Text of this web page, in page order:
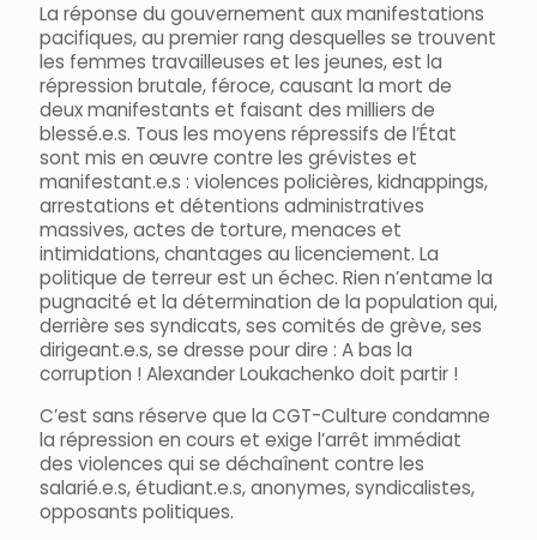
La réponse du gouvernement aux manifestations
pacifiques, au premier rang desquelles se trouvent
les femmes travailleuses et les jeunes, est la
répression brutale, féroce, causant la mort de
deux manifestants et faisant des milliers de
blessé.e.s. Tous les moyens répressifs de l’État
sont mis en œuvre contre les grévistes et
manifestant.e.s : violences policières, kidnappings,
arrestations et détentions administratives
massives, actes de torture, menaces et
intimidations, chantages au licenciement. La
politique de terreur est un échec. Rien n’entame la
pugnacité et la détermination de la population qui,
derrière ses syndicats, ses comités de grève, ses
dirigeant.e.s, se dresse pour dire : A bas la
corruption ! Alexander Loukachenko doit partir !
C’est sans réserve que la CGT-Culture condamne
la répression en cours et exige l’arrêt immédiat
des violences qui se déchaînent contre les
salarié.e.s, étudiant.e.s, anonymes, syndicalistes,
opposants politiques.